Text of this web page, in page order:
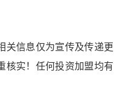
关信息仅为宣传及传递更
核实！任何投资加盟均有